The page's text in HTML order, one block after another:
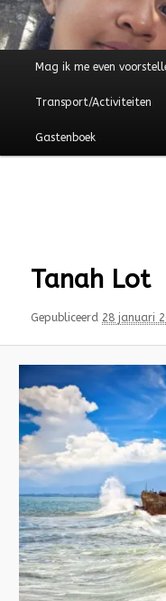
Hoofdmenu
Mag ik me even
Transport/Activiteiten
Gastenboek
Tanah Lot
Gepubliceerd 28 januari